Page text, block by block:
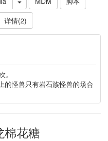
详情(2)
怪兽只有岩石族怪兽的场合
棉花糖